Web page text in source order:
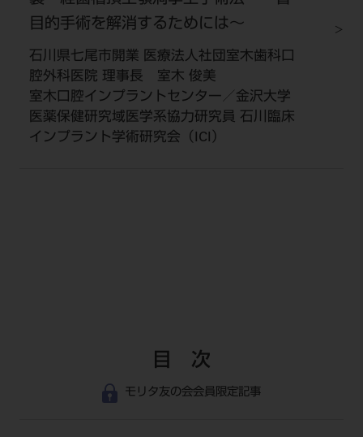
目的手術を解消するためには～
石川県七尾市開業 医療法人社団室木歯科口
腔外科医院 理事長 室木 俊美
室木口腔インプラントセンター／金沢大学
医薬保健研究域医学系協力研究員 石川臨床
インプラント学術研究会（ICI）
目 次
モリタ友の会会員限定記事